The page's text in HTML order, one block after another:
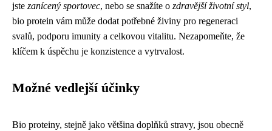
jste zanícený sportovec, nebo se snažíte o zdravější životní styl,
bio protein vám může dodat potřebné živiny pro regeneraci
svalů, podporu imunity a celkovou vitalitu. Nezapomeňte, že
klíčem k úspěchu je konzistence a vytrvalost.
Možné vedlejší účinky
Bio proteiny, stejně jako většina doplňků stravy, jsou obecně